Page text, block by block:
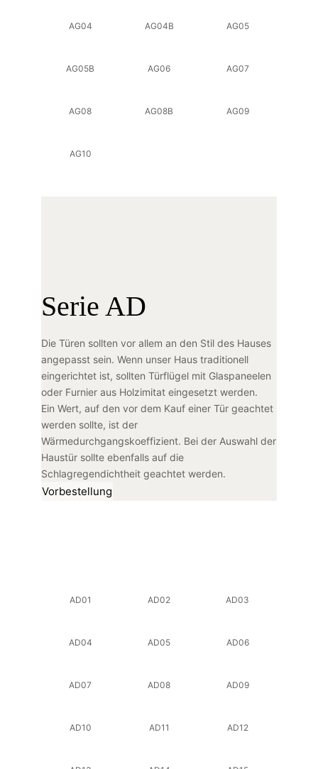
AG04 AG04B AG05
AG05B AG06 AG07
AG08 AG08B AG09
AG10
Serie AD
Die Türen sollten vor allem an den Stil des Hauses
angepasst sein. Wenn unser Haus traditionell
eingerichtet ist, sollten Türflügel mit Glaspaneelen
oder Furnier aus Holzimitat eingesetzt werden.
Ein Wert, auf den vor dem Kauf einer Tür geachtet
werden sollte, ist der
Wärmedurchgangskoeffizient. Bei der Auswahl der
Haustür sollte ebenfalls auf die
Schlagregendichtheit geachtet werden.
Vorbestellung
AD01 AD02 AD03
AD04 AD05 AD06
AD07 AD08 AD09
AD10 AD11 AD12